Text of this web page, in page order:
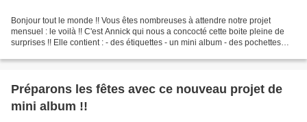
Bonjour tout le monde !! Vous êtes nombreuses à attendre notre projet
mensuel : le voilà !! C'est Annick qui nous a concocté cette boite pleine de
surprises !! Elle contient : - des étiquettes - un mini album - des pochettes
Préparons les fêtes avec ce nouveau projet de
mini album !!